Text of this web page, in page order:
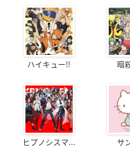
ハイキュー!! 暗
ヒプノシスマ... サ